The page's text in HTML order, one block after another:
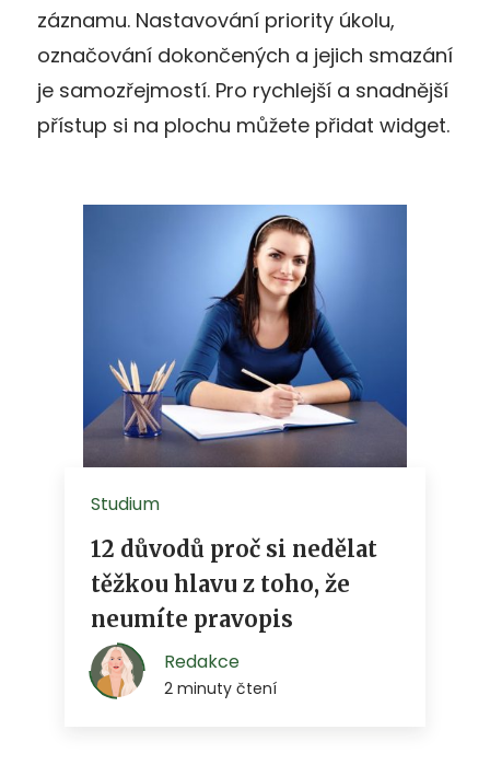
záznamu. Nastavování priority úkolu,
označování dokončených a jejich smazání
je samozřejmostí. Pro rychlejší a snadnější
přístup si na plochu můžete přidat widget.